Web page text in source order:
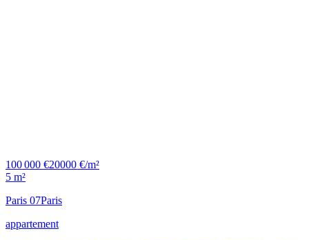
100 000 €20000 €/m²
5 m²
Paris 07Paris
appartement